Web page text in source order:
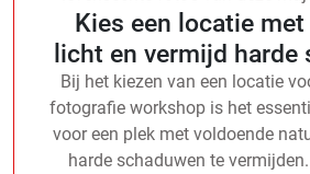
Kies een locatie
licht en vermijd harde
Bij het kiezen van een locatie
fotografie workshop is het
voor een plek met voldoende
harde schaduwen te